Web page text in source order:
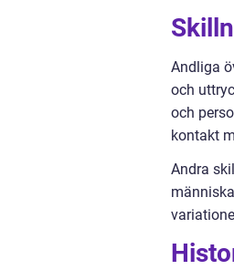
Andliga
och
och
kontakt
Andra